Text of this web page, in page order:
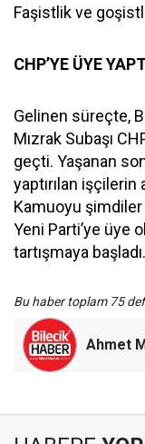
Faşistlik ve
CHP’YE ÜYE
Gelinen süreçte,
Mızrak Subaşı
geçti. Yaşanan
yaptırılan
Kamuoyu
Yeni Parti’ye üye
tartışmaya başladı.
Bu haber toplam 75
Ahmet